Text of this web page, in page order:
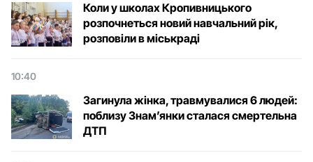
Коли у школах Кропивницького
розпочнеться новий навчальний рік,
розповіли в міськраді
10:40
Загинула жінка, травмувалися 6 людей:
поблизу Знам’янки сталася смертельна
ДТП